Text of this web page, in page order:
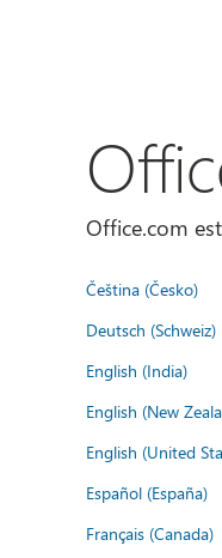
Office.com
Čeština (Česko)
Deutsch (Schweiz)
English (India)
English (New
English (United
Español (España)
Français (Canada)